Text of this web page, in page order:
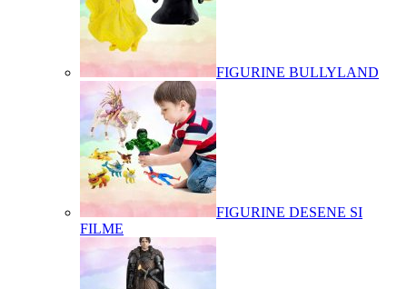
FIGURINE BULLYLAND
FIGURINE DESENE SI
FILME